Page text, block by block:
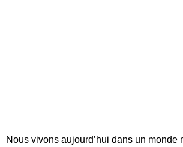
Nous vivons aujourd’hui dans un monde